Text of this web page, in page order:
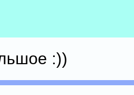
:))